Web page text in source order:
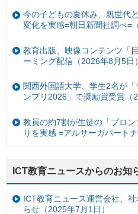
今の子どもの夏休み、親世代
変化を実感=朝日新聞社調べ=
教育出版、映像コンテンツ「
ーミング配信（2026年8月5日）
関西外国語大学、学生2名が
ンプリ2026」で奨励賞受賞（
教員の約7割が生徒の「プロ
りを実感 =アルサーガパート
ICT教育ニュースからのお知
ICT教育ニュース運営会社、
らせ（2025年7月1日）